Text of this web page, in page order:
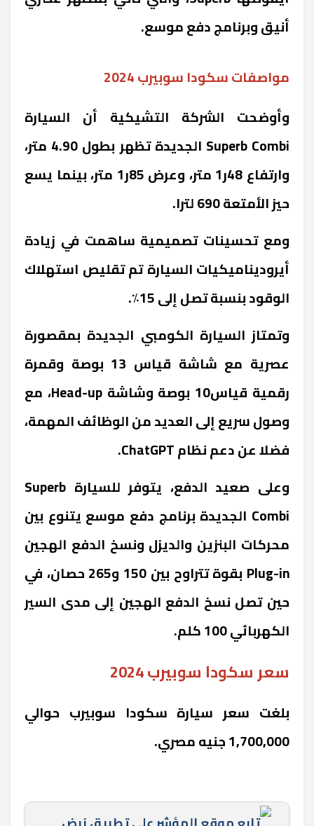
أنيق وبرنامج دفع موسع.
مواصفات سكودا سوبيرب 2024
وأوضحت الشركة التشيكية أن السيارة
Superb Combi الجديدة تظهر بطول 4.90 متر،
وارتفاع 48ر1 متر، وعرض 85ر1 متر، بينما يسع
حيز الأمتعة 690 لترا.
ومع تحسينات تصميمية ساهمت في زيادة
أيروديناميكيات السيارة تم تقليص استهلاك
الوقود بنسبة تصل إلى 15٪.
وتمتاز السيارة الكومبي الجديدة بمقصورة
عصرية مع شاشة قياس 13 بوصة وقمرة
رقمية قياس10 بوصة وشاشة Head-up، مع
وصول سريع إلى العديد من الوظائف المهمة،
فضلا عن دعم نظام ChatGPT.
وعلى صعيد الدفع، يتوفر للسيارة Superb
Combi الجديدة برنامج دفع موسع يتنوع بين
محركات البنزين والديزل ونسخ الدفع الهجين
Plug-in بقوة تتراوح بين 150 و265 حصان، في
حين تصل نسخ الدفع الهجين إلى مدى السير
الكهربائي 100 كلم.
سعر سكودا سوبيرب 2024
بلغت سعر سيارة سكودا سوبيرب حوالي
1,700,000 جنيه مصري.